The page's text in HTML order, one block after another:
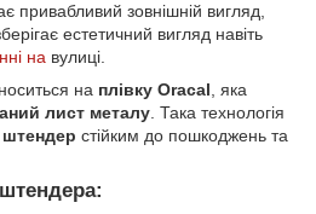
привабливий зовнішній вигляд,
естетичний вигляд навіть
на вулиці.
на плівку Oracal, яка
лист металу. Така технологія
стійким до пошкоджень та